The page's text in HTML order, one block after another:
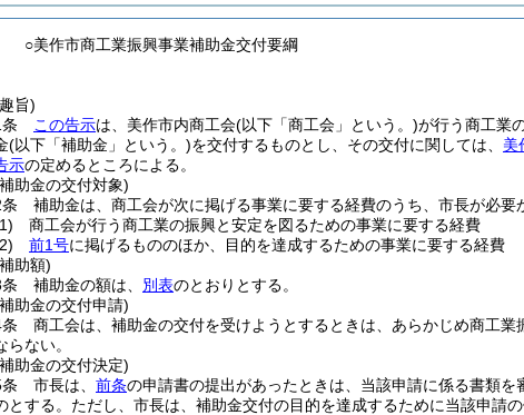
○美作市商工業振興事業補助金交付要綱
旨)
この告示は、美作市内商工会(以下「商工会」という。)が行う商工業
(以下「補助金」という。)を交付するものとし、その交付に関しては、 美
示の定めるところによる。
助金の交付対象)
補助金は、商工会が次に掲げる事業に要する経費のうち、市長が必要
商工会が行う商工業の振興と安定を図るための事業に要する経費
前1号に掲げるもののほか、目的を達成するための事業に要する経費
助額)
補助金の額は、 別表のとおりとする。
助金の交付申請)
商工会は、補助金の交付を受けようとするときは、あらかじめ商工業
らない。
助金の交付決定)
市長は、 前条の申請書の提出があったときは、当該申請に係る書類
とする。 ただし、市長は、補助金交付の目的を達成するために当該申請